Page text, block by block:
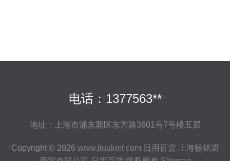
电话：1377563**
地址：上海市浦东新区东方路3601号7号楼五层
Copyright © 2026 www.jtuukmf.com 日用百货
上海畅铭梁